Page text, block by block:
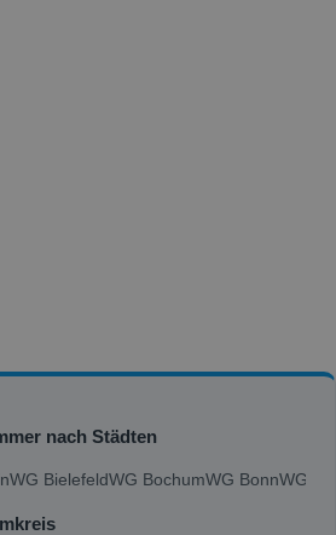
nach Städten
WG BielefeldWG BochumWG BonnWG